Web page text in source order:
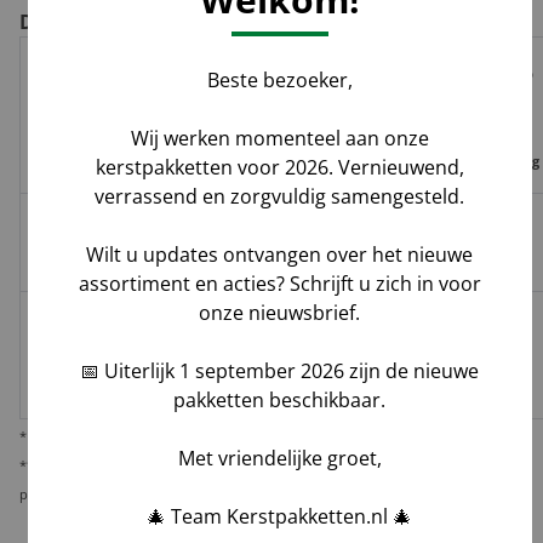
De voor- en nadelen per verzendoptie
Track
Trace
Garantie
leverdatum
levering
Risico op
vermissing
/ DHL
✅ ❌
* Behoudens overmacht calamiteiten.
** De verantwoordelijkheid op dit risico als gevolg van uw keuze voor reguliere
pakketbezorging rust bij u als opdrachtgever.
Beste bezoeker,
Wij werken momenteel aan onze
kerstpakketten voor 2026. Vernieuwend,
verrassend en zorgvuldig samengesteld.
Wilt u updates ontvangen over het nieuwe
assortiment en acties? Schrijft u zich in voor
onze nieuwsbrief.
📅 Uiterlijk 1 september 2026 zijn de nieuwe
pakketten beschikbaar.
Met vriendelijke groet,
🎄 Team Kerstpakketten.nl 🎄